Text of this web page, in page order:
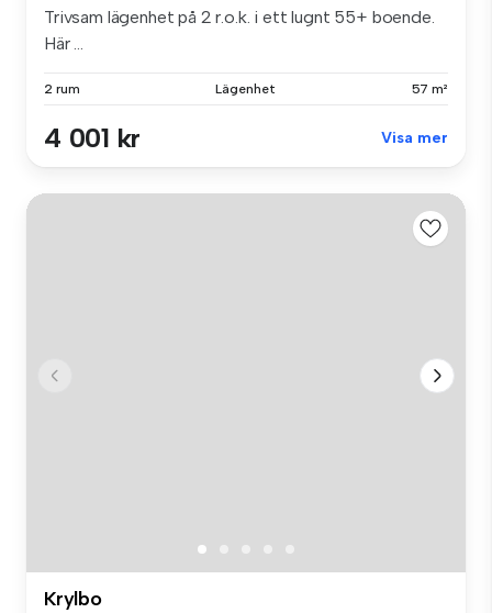
Trivsam lägenhet på 2 r.o.k. i ett lugnt 55+ boende.
Här ...
2 rum Lägenhet 57 m²
4 001 kr Visa mer
Krylbo